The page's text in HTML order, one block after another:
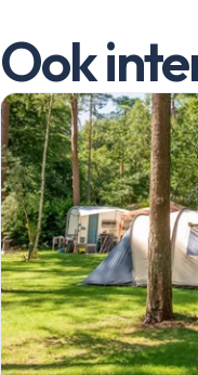
Ook